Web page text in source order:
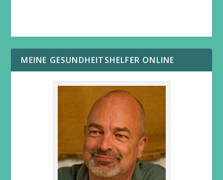
MEINE GESUNDHEITSHELFER ONLINE